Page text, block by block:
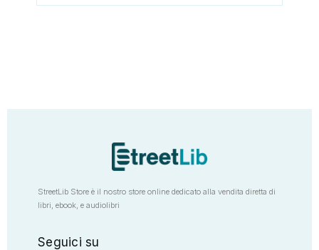
StreetLib Store è il nostro store online dedicato alla vendita diretta di
libri, ebook, e audiolibri
Seguici su